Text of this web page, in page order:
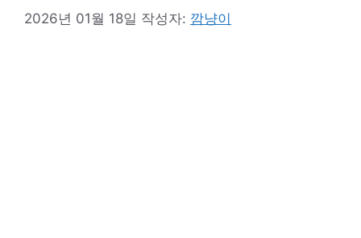
2026년 01월 18일 작성자: 깜냥이